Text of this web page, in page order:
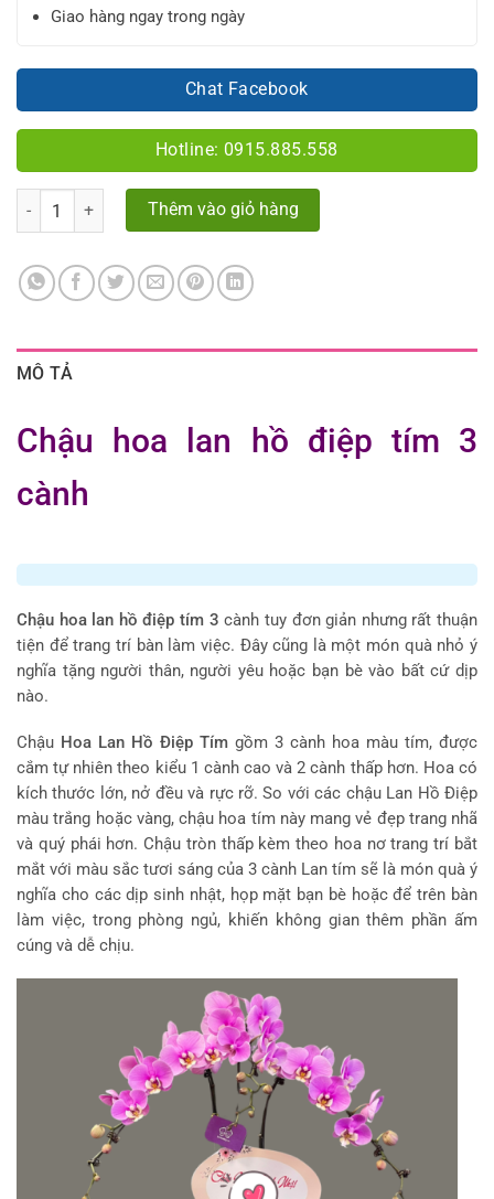
Giao hàng ngay trong ngày
Chat Facebook
Hotline: 0915.885.558
Số lượng Thêm vào giỏ hàng
MÔ TẢ
Chậu hoa lan hồ điệp tím 3
cành
Chậu hoa lan hồ điệp tím 3 cành tuy đơn giản nhưng rất thuận
tiện để trang trí bàn làm việc. Đây cũng là một món quà nhỏ ý
nghĩa tặng người thân, người yêu hoặc bạn bè vào bất cứ dịp
nào.
Chậu Hoa Lan Hồ Điệp Tím gồm 3 cành hoa màu tím, được
cắm tự nhiên theo kiểu 1 cành cao và 2 cành thấp hơn. Hoa có
kích thước lớn, nở đều và rực rỡ. So với các chậu Lan Hồ Điệp
màu trắng hoặc vàng, chậu hoa tím này mang vẻ đẹp trang nhã
và quý phái hơn. Chậu tròn thấp kèm theo hoa nơ trang trí bắt
mắt với màu sắc tươi sáng của 3 cành Lan tím sẽ là món quà ý
nghĩa cho các dịp sinh nhật, họp mặt bạn bè hoặc để trên bàn
làm việc, trong phòng ngủ, khiến không gian thêm phần ấm
cúng và dễ chịu.